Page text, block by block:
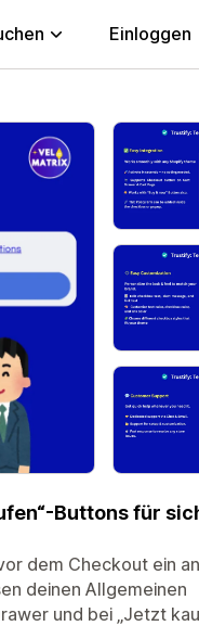
Einloggen
Buttons für
dem Checkout ein
deinen Allgemeinen
und bei „Jetzt